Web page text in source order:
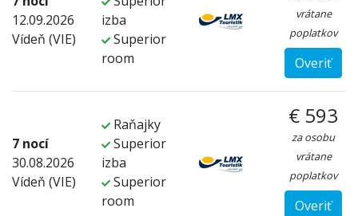
12.09.2026
Vídeň (VIE)
izba
Superior
room
vrátane
poplatkov
Overiť
7 nocí
30.08.2026
Vídeň (VIE)
Raňajky
Superior
izba
Superior
room
€ 593
za osobu
vrátane
poplatkov
Overiť